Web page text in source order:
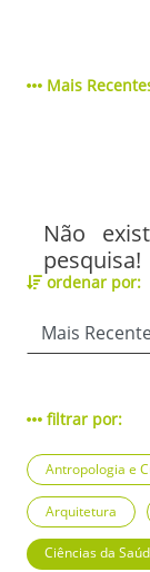
Mais
Não
pesquisa!
ordenar por:
filtrar por:
Antropologia e
Arquitetura
Ciências da